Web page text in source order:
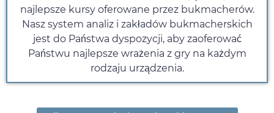
najlepsze kursy oferowane przez bukmacherów.
Nasz system analiz i zakładów bukmacherskich
jest do Państwa dyspozycji, aby zaoferować
Państwu najlepsze wrażenia z gry na każdym
rodzaju urządzenia.